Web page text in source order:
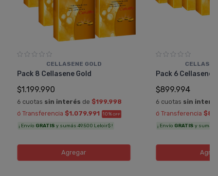
CELLASENE GOLD
Pack 8 Cellasene Gold
$1.199.990
6 cuotas sin interés de $199.998
ó Transferencia $1.079.991 10% OFF
¡ Envío GRATIS y sumás 49.500 Leloir$ !
Agregar
Pack 6 Cellasene
$899.994
6 cuotas sin
ó Transferencia
¡ Envío GRATIS y sumás